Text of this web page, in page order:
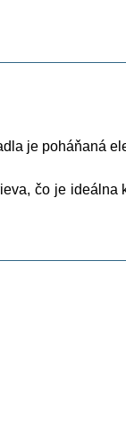
je poháňaná
čo je ideálna